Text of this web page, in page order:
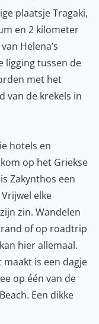
plaatsje Tragaki,
en 2 kilometer
Helena’s
ligging tussen de
met het
van de krekels in
hotels en
op het Griekse
Zakynthos een
elke
zin. Wandelen
of op roadtrip
hier allemaal.
is een dagje
op één van de
Een dikke